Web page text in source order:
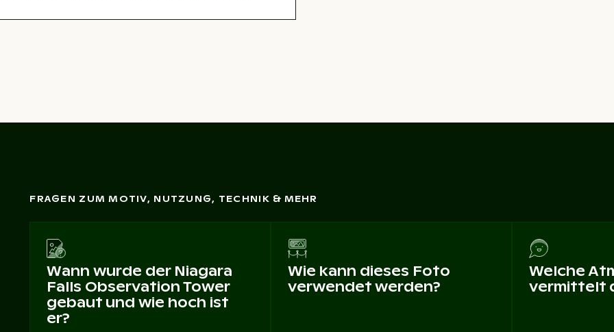
FRAGEN ZUM MOTIV, NUTZUNG, TECHNIK & MEHR
Wann wurde der Niagara
Falls Observation Tower
gebaut und wie hoch ist
er?
Wie kann dieses Foto
verwendet werden?
Welche
vermittelt